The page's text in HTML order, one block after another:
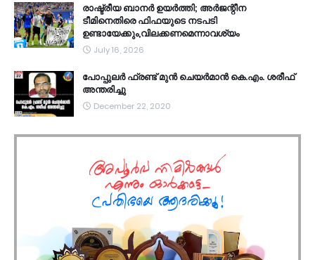
രാഷ്ട്രീയ ബാനർ ഉയർത്തി; അർജന്റീന
ടീമിനെതിരെ ഫിഫയുടെ നടപടി
ഉണ്ടായേക്കും,വിലക്കണമെന്നാവശ്യം
July 16, 2026
പോപ്പുലർ ഫ്രണ്ട്​ മുൻ ചെയർമാൻ കെ.എം. ശരീഫ്​
അന്തരിച്ചു
December 22, 2020